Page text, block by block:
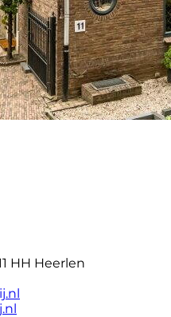
HH Heerlen